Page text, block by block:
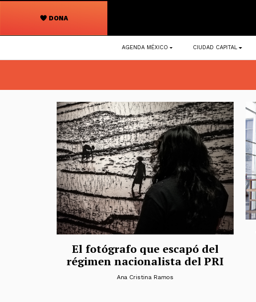
DONA
Navegación
principal
AGENDA MÉXICO CIUDAD CAPITAL
El fotógrafo que escapó del
régimen nacionalista del PRI
Ana Cristina Ramos